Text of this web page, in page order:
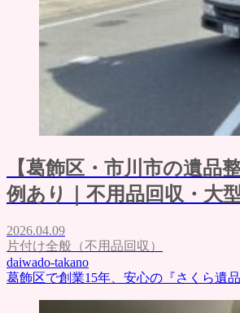
【葛飾区・市川市の遺品
例あり｜不用品回収・大
2026.04.09
片付け全般（不用品回収）
daiwado-takano
葛飾区で創業15年、安心の『さくら遺